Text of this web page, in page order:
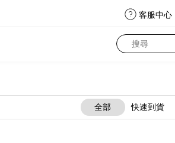
客服中心
全部 快速到貨